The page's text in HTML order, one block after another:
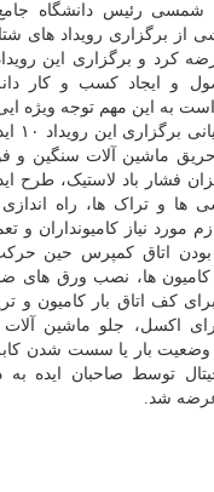
رئیس دانشگاه جامع
از برگزاری رویداد های
کرد و برگزاری این
و ایجاد کسب و کار
به این مهم توجه ویژه
در
حریق ماشین آلات سنگین و
فشار باد لاستیک، طرح
ها و تراک ها، راه
مورد نیاز کامیونداران و
بودن اتاق کمپرس حین
کامیون ها، نصب ورق های
کف اتاق بار کامیون و
اکسل، جلو ماشین
وضعیت بار یا سست شدن
توسط صاحبان ایده
عرضه شد.